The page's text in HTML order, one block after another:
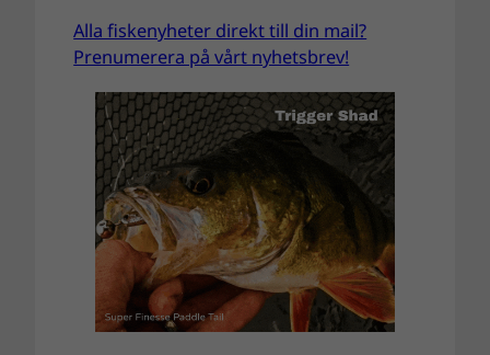
Alla fiskenyheter direkt till din mail?
Prenumerera på vårt nyhetsbrev!